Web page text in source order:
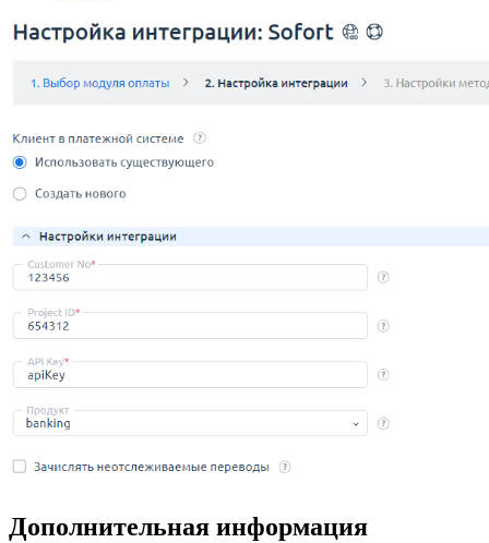
Дополнительная информация